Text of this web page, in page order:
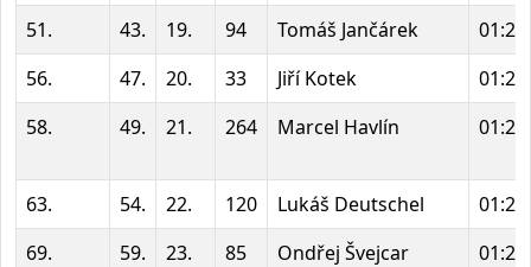
51.
43. 19. 94 Tomáš Jančárek
56.
47. 20. 33 Jiří Kotek
58.
49. 21. 264 Marcel Havlín
63. 54. 22. 120 Lukáš Deutschel
69.
59. 23. 85 Ondřej Švejcar